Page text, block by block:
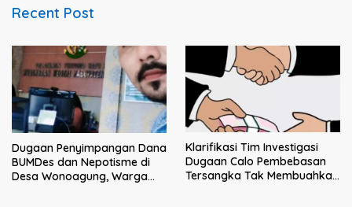
Recent Post
Dugaan Penyimpangan Dana
BUMDes dan Nepotisme di
Desa Wonoagung, Warga
Klarifikasi Tim Investigasi
Dugaan Calo Pembebasan
Tersangka Tak Membuahkan